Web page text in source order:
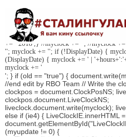
'; } if (old == "true") {
//Date-Time if (StyleDate) { myclock =
'; if (DisplayDate) { myclock += ' '; //
+= DaysOfWeek[day]+', '+mday+mn+'
+= ' 2018';} //myclock += '
'; //myclock
''; myclock += ''; if (!DisplayDate) {
(DisplayDate) { myclock += ' |
myclock += '
'; } if (old == "true") {
//end edit by RBO Team // Write the
clockpos = document.ClockPosNS;
clockpos.document.LiveClockNS;
liveclock.document.write(myclock);
else if (ie4) { LiveClockIE.innerHTML
(myupdate != 0) {